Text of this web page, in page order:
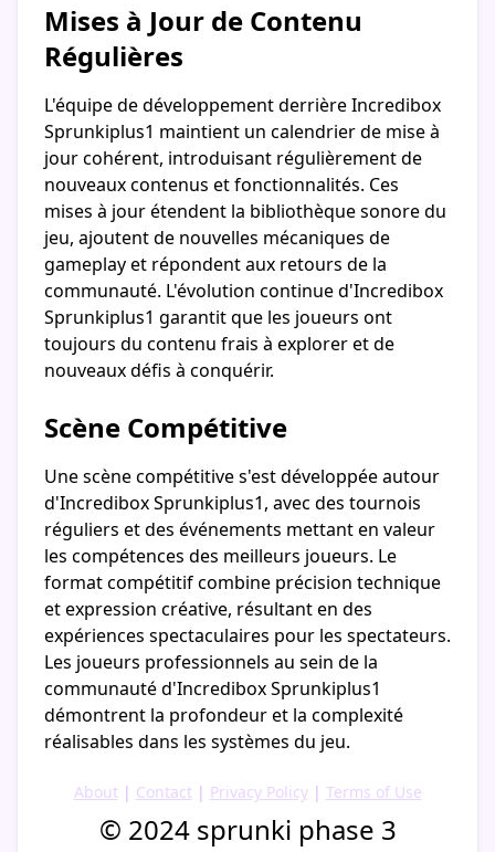
Mises à Jour de Contenu
Régulières
L'équipe de développement derrière Incredibox
Sprunkiplus1 maintient un calendrier de mise à
jour cohérent, introduisant régulièrement de
nouveaux contenus et fonctionnalités. Ces
mises à jour étendent la bibliothèque sonore du
jeu, ajoutent de nouvelles mécaniques de
gameplay et répondent aux retours de la
communauté. L'évolution continue d'Incredibox
Sprunkiplus1 garantit que les joueurs ont
toujours du contenu frais à explorer et de
nouveaux défis à conquérir.
Scène Compétitive
Une scène compétitive s'est développée autour
d'Incredibox Sprunkiplus1, avec des tournois
réguliers et des événements mettant en valeur
les compétences des meilleurs joueurs. Le
format compétitif combine précision technique
et expression créative, résultant en des
expériences spectaculaires pour les spectateurs.
Les joueurs professionnels au sein de la
communauté d'Incredibox Sprunkiplus1
démontrent la profondeur et la complexité
réalisables dans les systèmes du jeu.
About| Contact| Privacy Policy| Terms of Use
© 2024 sprunki phase 3